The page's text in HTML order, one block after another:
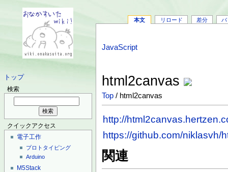
トップ
検索
クイックアクセス
電子工作
プロトタイピング
Arduino
M5Stack
本文 リロード 差分 バ
JavaScript
html2canvas
Top / html2canvas
http://
https://github.com/niklasvh/
関連